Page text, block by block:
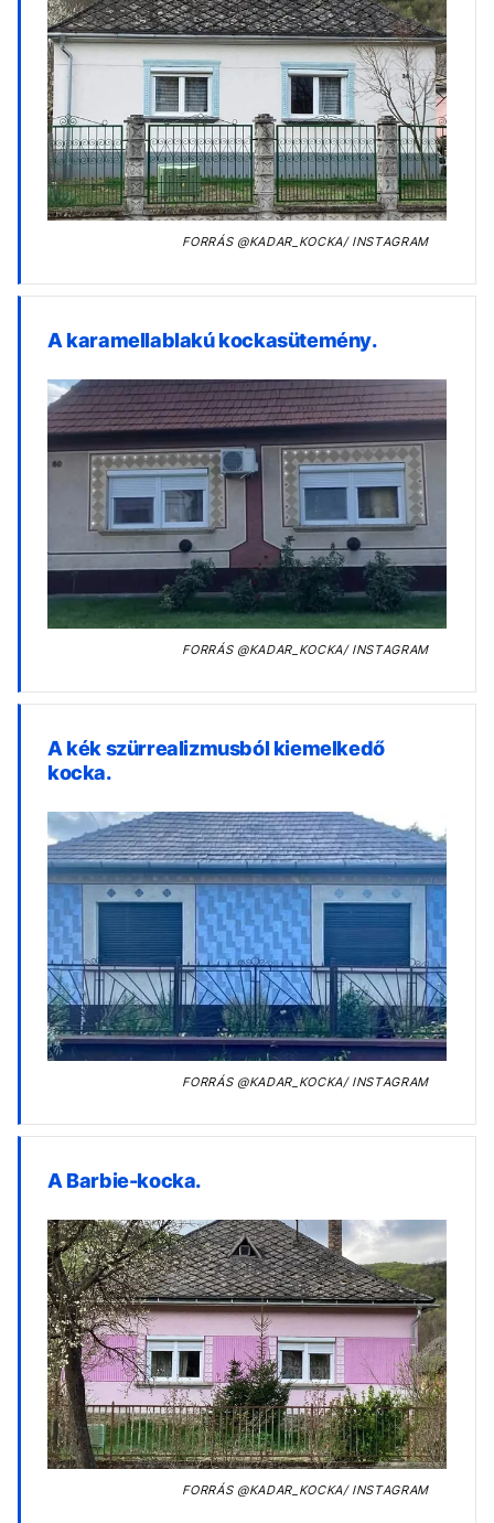
FORRÁS@KADAR_KOCKA/ INSTAGRAM
A karamellablakú kockasütemény.
FORRÁS@KADAR_KOCKA/ INSTAGRAM
A kék szürrealizmusból kiemelkedő
kocka.
FORRÁS@KADAR_KOCKA/ INSTAGRAM
A Barbie-kocka.
FORRÁS@KADAR_KOCKA/ INSTAGRAM